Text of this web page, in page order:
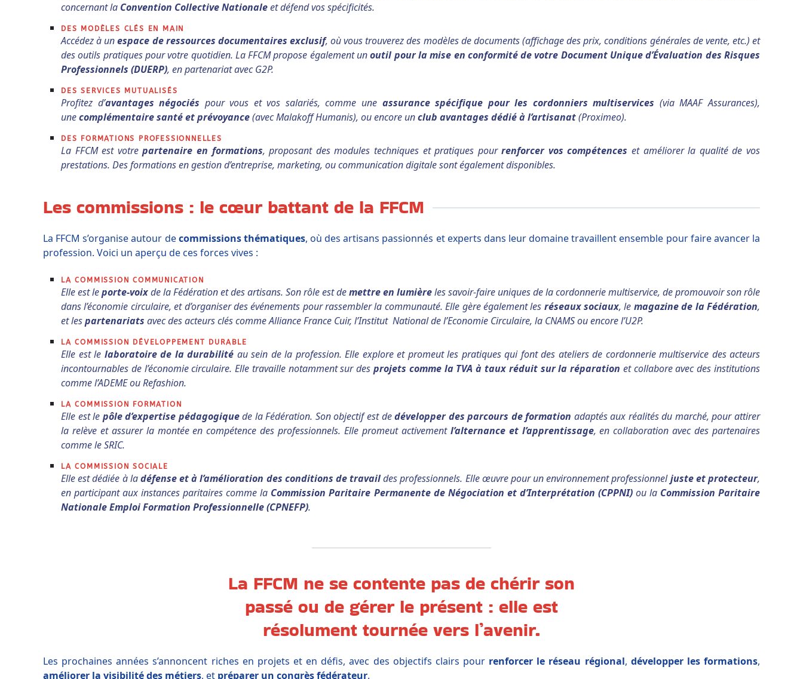
concernant la Convention Collective Nationaleet défend vos spécificités.
DES MODÈLES CLÉS EN MAIN
Accédez à unespace de ressources documentaires exclusif, où vous trouverez des modèles de documents (affichage des prix, conditions générales de vente, etc.) et
des outils pratiques pour votre quotidien. La FFCM propose également unoutil pour la mise en conformité de votre Document Unique d’Évaluation des Risques
Professionnels (DUERP), en partenariat avec G2P.
DES SERVICES MUTUALISÉS
Profitez d’avantages négociés pour vous et vos salariés, comme une assurance spécifique pour les cordonniers multiservices (via MAAF Assurances),
unecomplémentaire santé et prévoyance(avec Malakoff Humanis), ou encore unclub avantages dédié à l’artisanat(Proximeo).
DES FORMATIONS PROFESSIONNELLES
La FFCM est votrepartenaire en formations, proposant des modules techniques et pratiques pourrenforcer vos compétences et améliorer la qualité de vos
prestations. Des formations en gestion d’entreprise, marketing, ou communication digitale sont également disponibles.
Les commissions : le cœur battant de la FFCM
La FFCM s’organise autour decommissions thématiques, où des artisans passionnés et experts dans leur domaine travaillent ensemble pour faire avancer la
profession. Voici un aperçu de ces forces vives :
LA COMMISSION COMMUNICATION
Elle est leporte-voixde la Fédération et des artisans. Son rôle est demettre en lumièreles savoir-faire uniques de la cordonnerie multiservice, de promouvoir son rôle
dans l’économie circulaire, et d’organiser des événements pour rassembler la communauté. Elle gère également les réseaux sociaux, le magazine de la Fédération,
et lespartenariats avec des acteurs clés comme Alliance France Cuir, l’Institut National de l’Economie Circulaire, la CNAMS ou encore l’U2P.
LA COMMISSION DÉVELOPPEMENT DURABLE
Elle est le laboratoire de la durabilité au sein de la profession. Elle explore et promeut les pratiques qui font des ateliers de cordonnerie multiservice des acteurs
incontournables de l’économie circulaire. Elle travaille notamment sur desprojets comme la TVA à taux réduit sur la réparation et collabore avec des institutions
comme l’ADEME ou Refashion.
LA COMMISSION FORMATION
Elle est le pôle d’expertise pédagogiquede la Fédération. Son objectif est dedévelopper des parcours de formation adaptés aux réalités du marché, pour attirer
la relève et assurer la montée en compétence des professionnels. Elle promeut activement l’alternance et l’apprentissage, en collaboration avec des partenaires
comme le SRIC.
LA COMMISSION SOCIALE
Elle est dédiée à ladéfense et à l’amélioration des conditions de travaildes professionnels. Elle œuvre pour un environnement professionneljuste et protecteur,
en participant aux instances paritaires comme la Commission Paritaire Permanente de Négociation et d’Interprétation (CPPNI)ou la Commission Paritaire
Nationale Emploi Formation Professionnelle (CPNEFP).
La FFCM ne se contente pas de chérir son
passé ou de gérer le présent : elle est
résolument tournée vers l’avenir.
Les prochaines années s’annoncent riches en projets et en défis, avec des objectifs clairs pour renforcer le réseau régional, développer les formations,
améliorer la visibilité des métiers, et préparer un congrès fédérateur.